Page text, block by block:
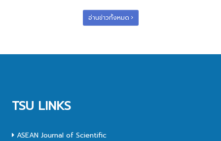
อ่านข่าวทั้งหมด
TSU LINKS
ASEAN Journal of Scientific